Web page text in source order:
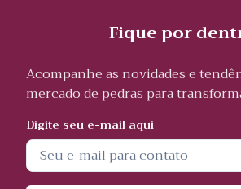
Fique por
Acompanhe as novidades e
mercado de pedras para
Digite seu e-mail aqui